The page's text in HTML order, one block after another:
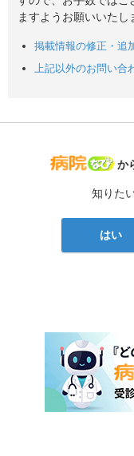
ますようお願いいたし
掲載情報の修正・追
上記以外のお問い合
病
か
知りた
はい